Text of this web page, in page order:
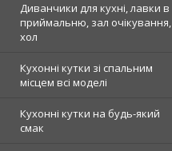
Диванчики для кухні, лавки в
приймальню, зал очікування,
хол
Кухонні кутки зі спальним
місцем всі моделі
Кухонні кутки на будь-який
смак